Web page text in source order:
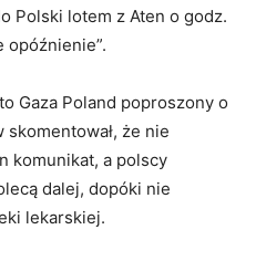
Polski lotem z Aten o godz.
opóźnienie”.
Gaza Poland poproszony o
że nie
komunikat, a polscy
dalej, dopóki nie
lekarskiej.